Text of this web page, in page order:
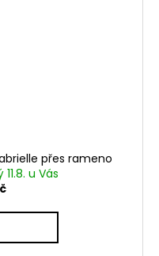
přes rameno
u Vás